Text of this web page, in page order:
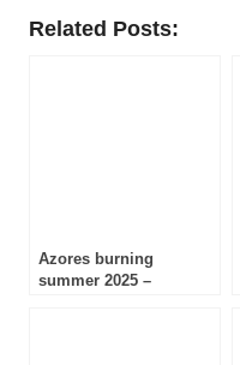
Related Posts:
Azores burning
summer 2025 –